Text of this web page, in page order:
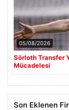
05/08/2026
Sörloth Transfer
Mücadelesi
Son Eklenen